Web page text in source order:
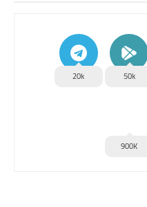
50k
20k
900K